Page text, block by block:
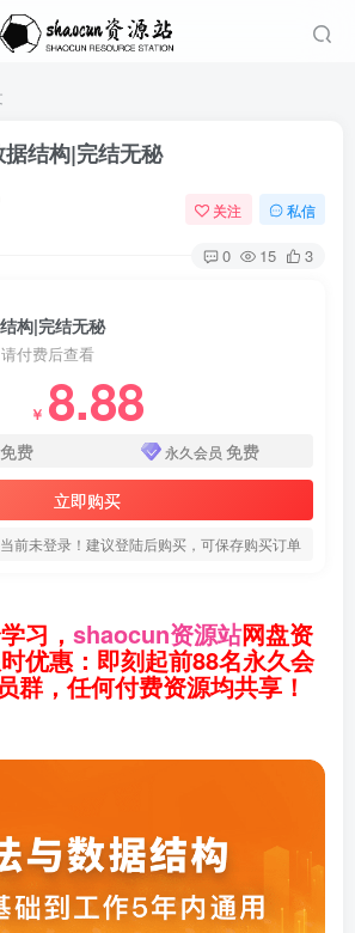
结构|完结无秘
关注 私信
0 15 3
构|完结无秘
付费后查看
￥ 8.88
免费 永久会员 免费
立即购买
前未登录！建议登陆后购买，可保存购买订单
习， shaocun资源站网盘资
优惠：即刻起前88名永久会
群，任何付费资源均共享！